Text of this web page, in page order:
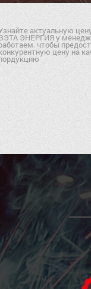
актуальную
ЭНЕРГИЯ у
чтобы
цену на